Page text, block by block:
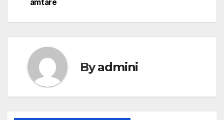
amtare
Byadmini